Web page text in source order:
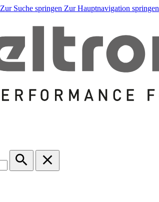
Zur Suche springen Zur Hauptnavigation springen